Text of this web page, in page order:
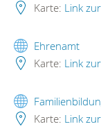
Karte: Link
Ehrenamt
Karte: Link
Karte: Link